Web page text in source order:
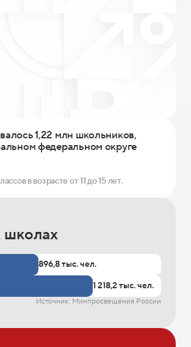
1,22 млн школьников,
федеральном округе
в возрасте от 11 до 15 лет.
школах
896,8 тыс. чел.
1 218,2 тыс. чел.
Источник: Минпросвещения России